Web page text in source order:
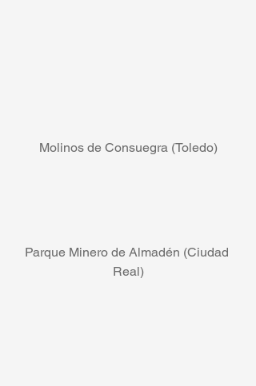
Molinos de Consuegra (Toledo)
Parque Minero de Almadén (Ciudad
Real)